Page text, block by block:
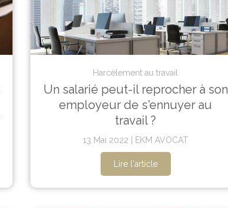
Harcèlement au travail
Un salarié peut-il reprocher à son
employeur de s'ennuyer au
travail ?
13 Mai 2022 EKM AVOCAT
Lire l'article